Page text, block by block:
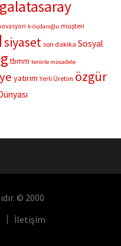
galatasaray
kılıçdaroğlu müşteri
siyaset son dakika Sosyal
tbmm terörle mücadele
yatırım Yerli Üretim özgür
© 2000
İletişim